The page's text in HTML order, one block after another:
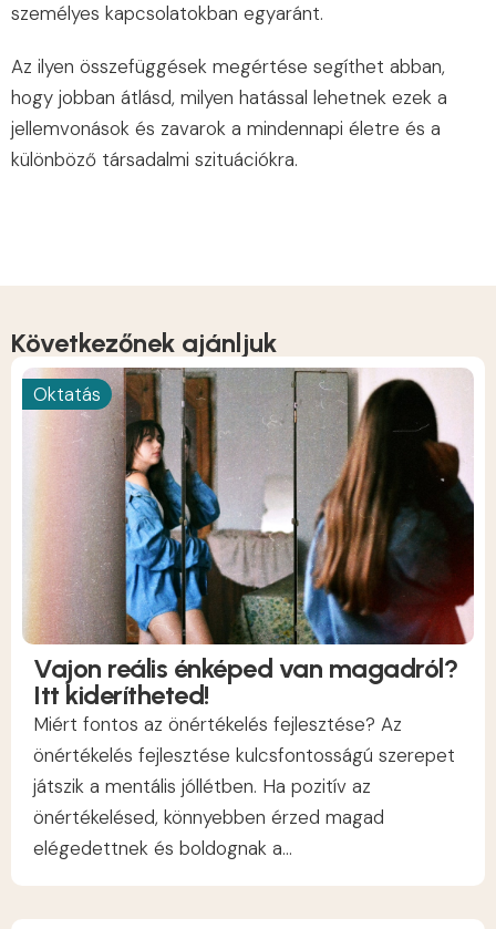
személyes kapcsolatokban egyaránt.
Az ilyen összefüggések megértése segíthet abban,
hogy jobban átlásd, milyen hatással lehetnek ezek a
jellemvonások és zavarok a mindennapi életre és a
különböző társadalmi szituációkra.
Következőnek ajánljuk
Oktatás
Vajon reális énképed van magadról?
Itt kiderítheted!
Miért fontos az önértékelés fejlesztése? Az
önértékelés fejlesztése kulcsfontosságú szerepet
játszik a mentális jóllétben. Ha pozitív az
önértékelésed, könnyebben érzed magad
elégedettnek és boldognak a...